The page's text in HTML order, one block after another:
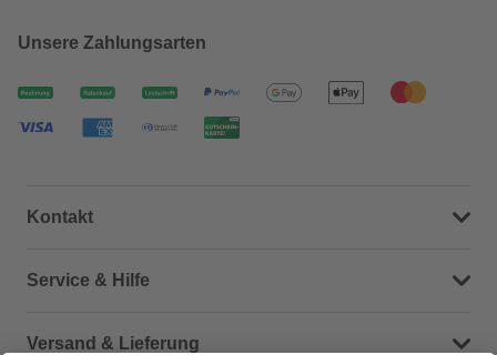
Unsere Zahlungsarten
Kontakt
Dein Kontakt zu uns
Service & Hilfe
Häufige Fragen (FAQ)
Versand & Lieferung